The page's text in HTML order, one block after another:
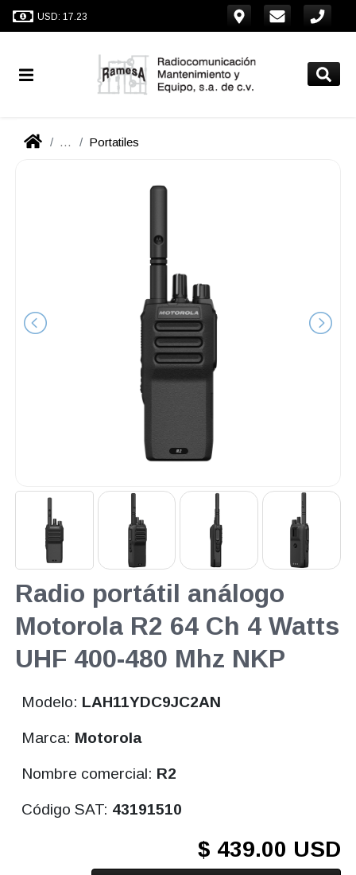
USD: 17.23
... Portatiles
Radio portátil análogo
Motorola R2 64 Ch 4 Watts
UHF 400-480 Mhz NKP
Modelo: LAH11YDC9JC2AN
Marca: Motorola
Nombre comercial: R2
Código SAT: 43191510
$ 439.00 USD